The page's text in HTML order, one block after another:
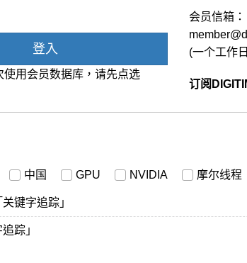
登入
用会员数据库，请先点选
会员信箱：
(一个工作
订阅
中国 GPU NVIDIA 摩尔线程
键字追踪」
踪」